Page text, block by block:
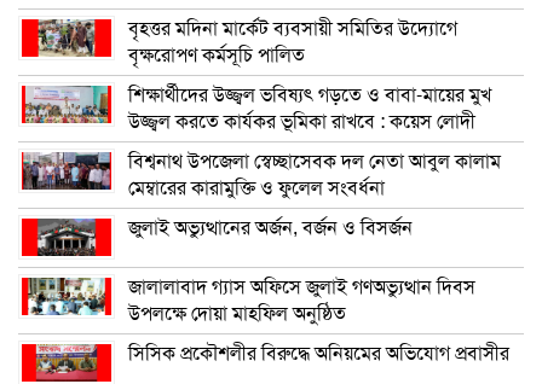
বৃহত্তর মদিনা মার্কেট ব্যবসায়ী সমিতির উদ্যোগে
বৃক্ষরোপণ কর্মসূচি পালিত
শিক্ষার্থীদের উজ্জ্বল ভবিষ্যৎ গড়তে ও বাবা-মায়ের মুখ
উজ্জ্বল করতে কার্যকর ভূমিকা রাখবে : কয়েস লোদী
বিশ্বনাথ উপজেলা স্বেচ্ছাসেবক দল নেতা আবুল কালাম
মেম্বারের কারামুক্তি ও ফুলেল সংবর্ধনা
জুলাই অভ্যুত্থানের অর্জন, বর্জন ও বিসর্জন
জালালাবাদ গ্যাস অফিসে জুলাই গণঅভ্যুত্থান দিবস
উপলক্ষে দোয়া মাহফিল অনুষ্ঠিত
সিসিক প্রকৌশলীর বিরুদ্ধে অনিয়মের অভিযোগ প্রবাসীর